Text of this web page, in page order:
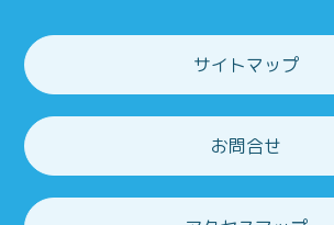
サイトマップ
お問合せ